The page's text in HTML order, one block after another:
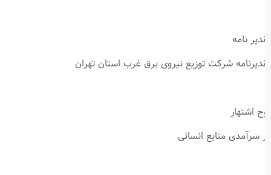
نامه
شرکت توزیع نیروی برق غرب استان تهران
اشتهار
سرآمدی منابع انسانی